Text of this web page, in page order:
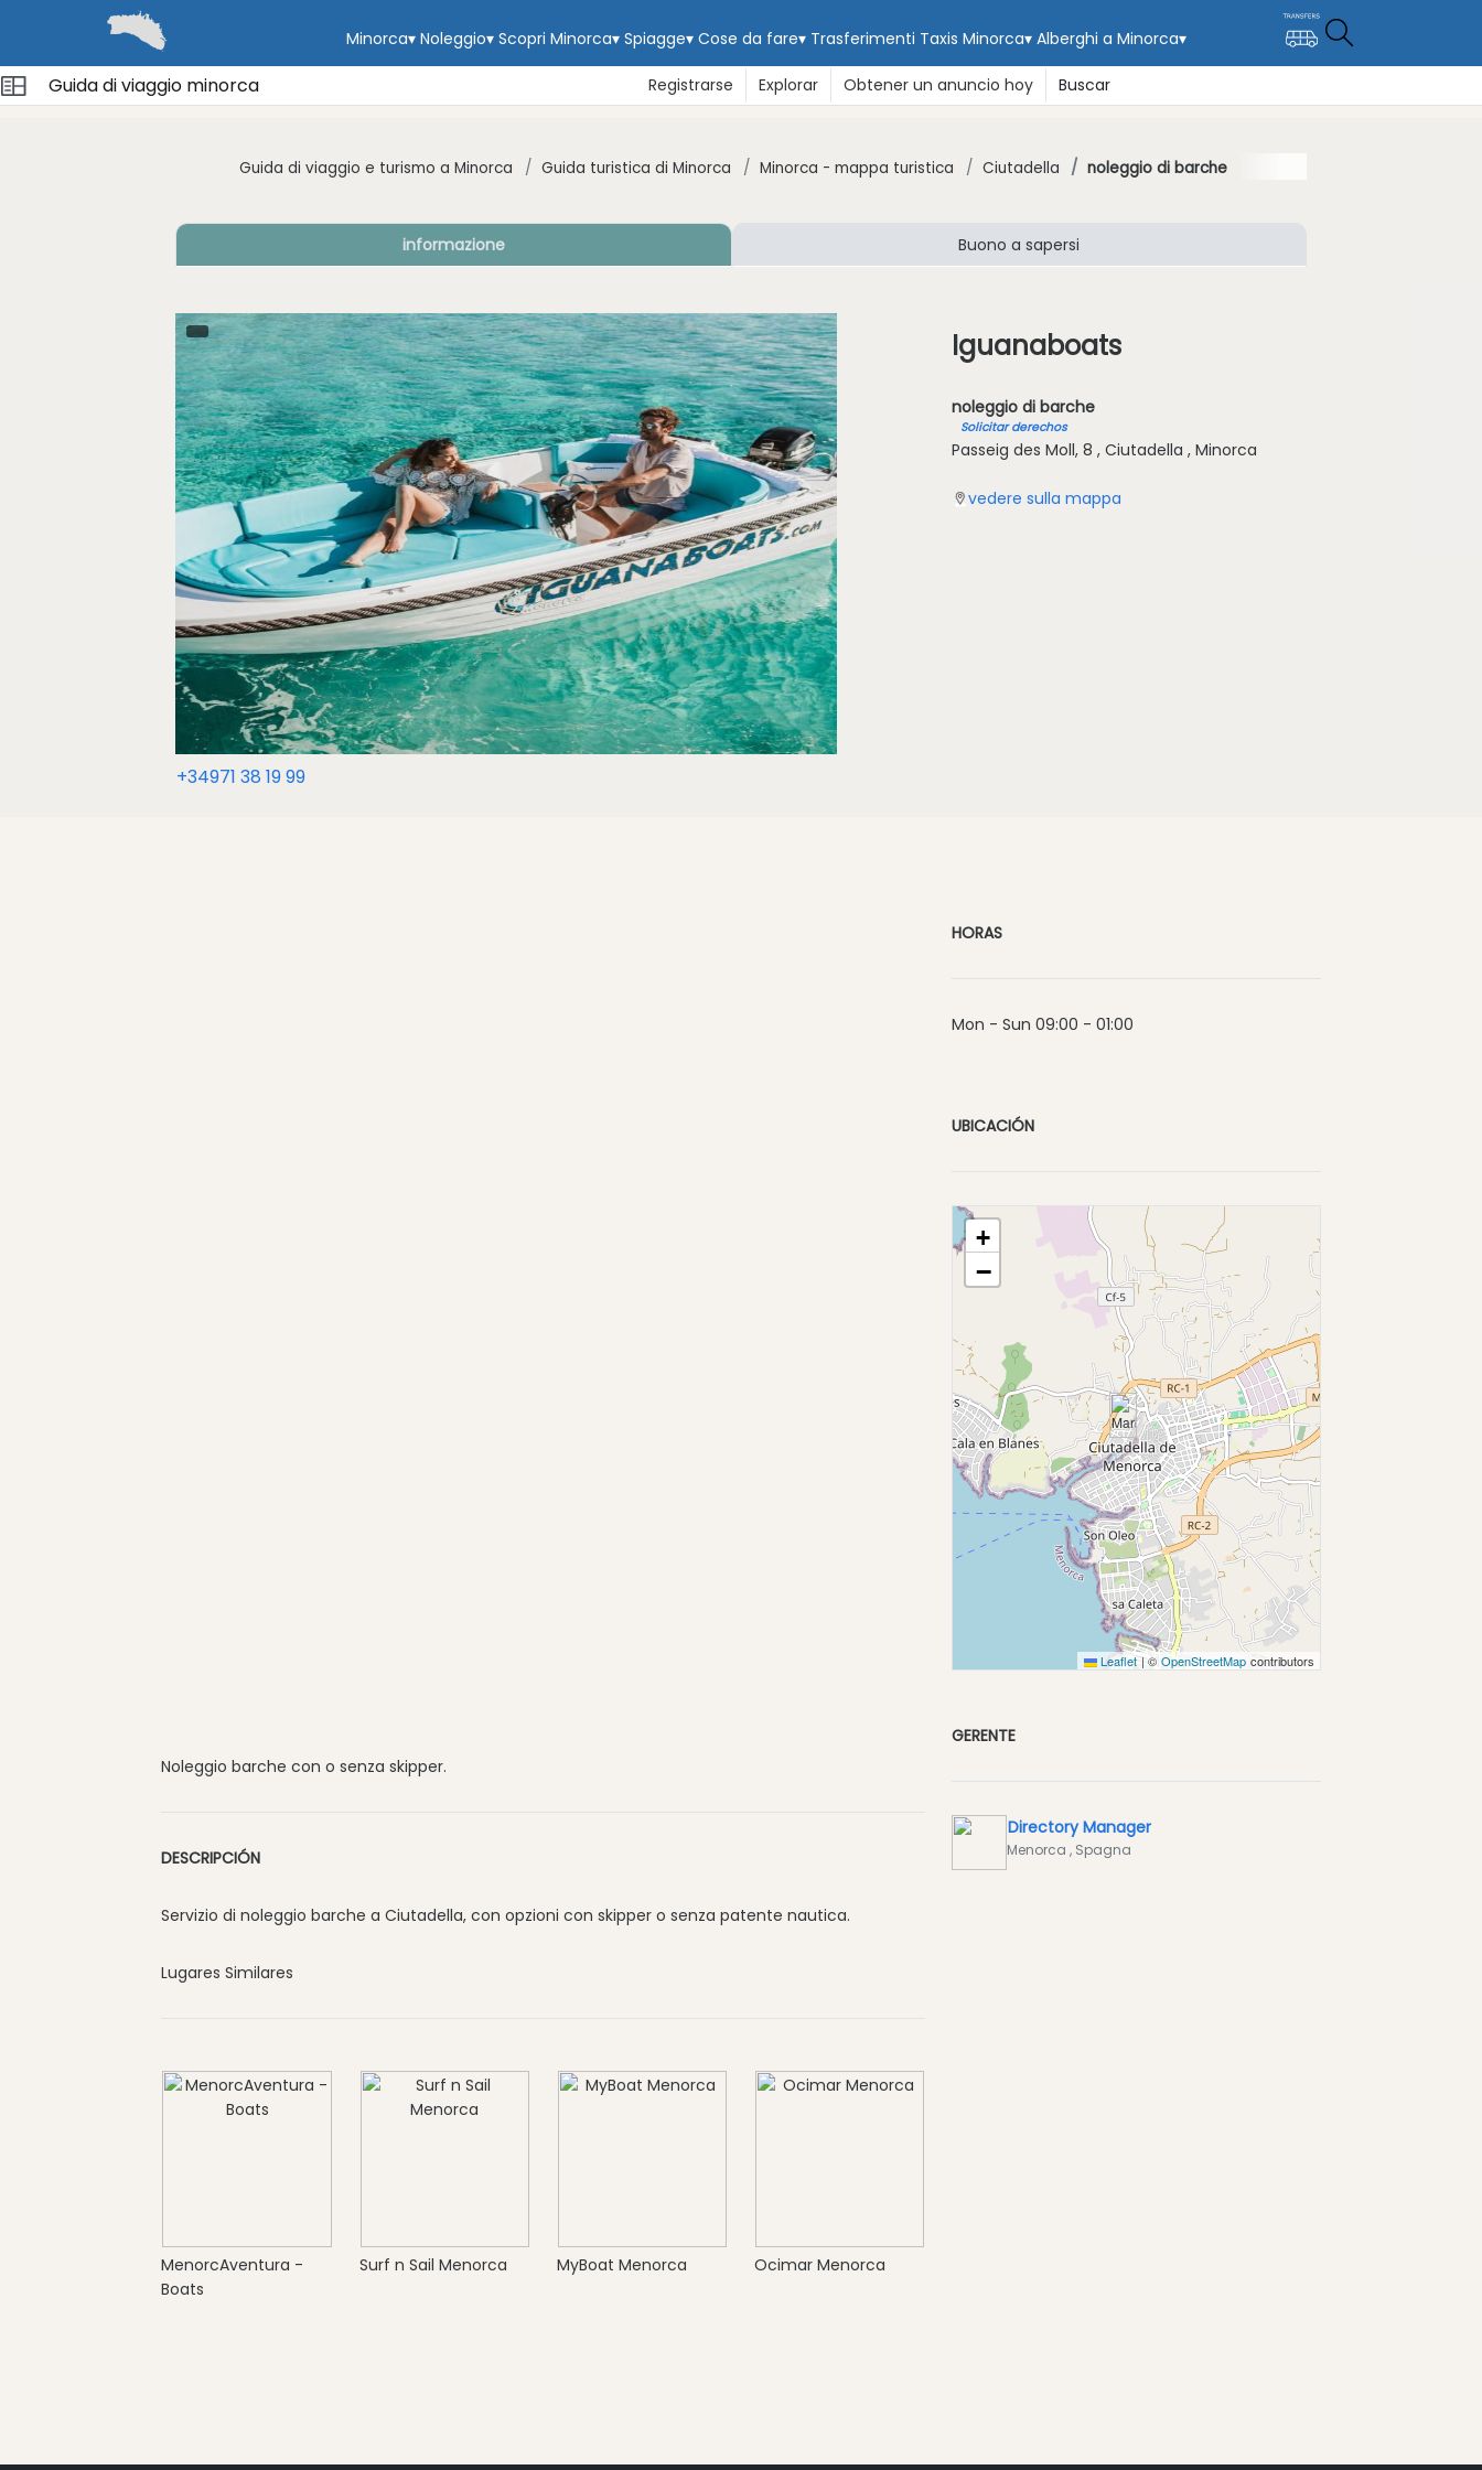
Minorca▾ Noleggio▾ Scopri Minorca▾ Spiagge▾ Cose da fare▾ Trasferimenti Taxis Minorca▾ Alberghi a Minorca▾
Guida di viaggio minorca Registrarse Explorar Obtener un anuncio hoy Buscar
Guida di viaggio e turismo a Minorca Guida turistica di Minorca Minorca - mappa turistica Ciutadella noleggio di barche
informazione Buono a sapersi
Iguanaboats
noleggio di barche
Solicitar derechos
Passeig des Moll, 8 , Ciutadella , Minorca
vedere sulla mappa
+34971 38 19 99
Noleggio barche con o senza skipper.
DESCRIPCIÓN
Servizio di noleggio barche a Ciutadella, con opzioni con skipper o senza patente nautica.
Lugares Similares
MenorcAventura -
Boats
Surf n Sail Menorca MyBoat Menorca Ocimar Menorca
HORAS
Mon - Sun 09:00 - 01:00
UBICACIÓN
+
−
Leaflet | ©OpenStreetMap contributors
GERENTE
Directory Manager
Menorca , Spagna